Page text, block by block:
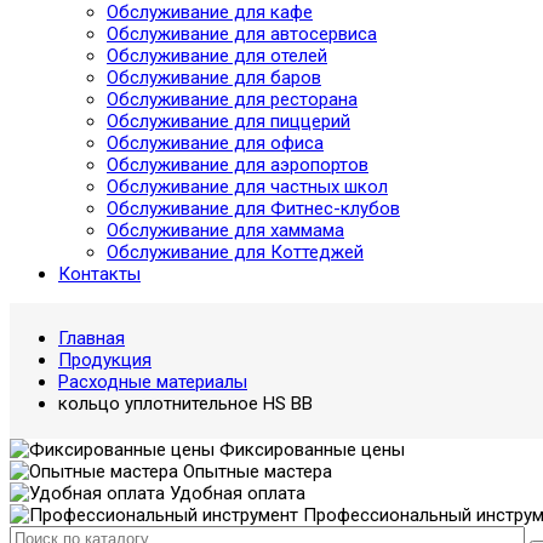
Обслуживание для кафе
Обслуживание для автосервиса
Обслуживание для отелей
Обслуживание для баров
Обслуживание для ресторана
Обслуживание для пиццерий
Обслуживание для офиса
Обслуживание для аэропортов
Обслуживание для частных школ
Обслуживание для Фитнес-клубов
Обслуживание для хаммама
Обслуживание для Коттеджей
Контакты
Главная
Продукция
Расходные материалы
кольцо уплотнительное HS BB
Фиксированные цены
Опытные мастера
Удобная оплата
Профессиональный